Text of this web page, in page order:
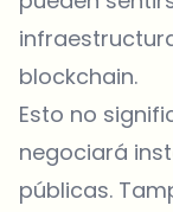
blockchain.
Esto no
negociará
públicas.